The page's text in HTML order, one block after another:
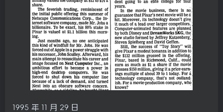
1995 年 11 月 29 日